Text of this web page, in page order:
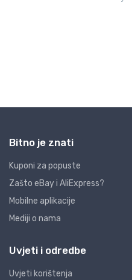
Bitno je znati
Kuponi za popuste
Zašto eBay i AliExpress?
Mobilne aplikacije
Mediji o nama
Uvjeti i odredbe
Uvjeti korištenja